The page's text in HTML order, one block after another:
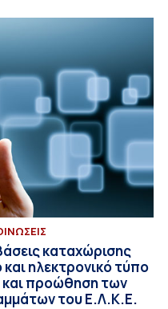
καταχώρισης
ηλεκτρονικό τύπο
προώθηση των
του Ε.Λ.Κ.Ε.